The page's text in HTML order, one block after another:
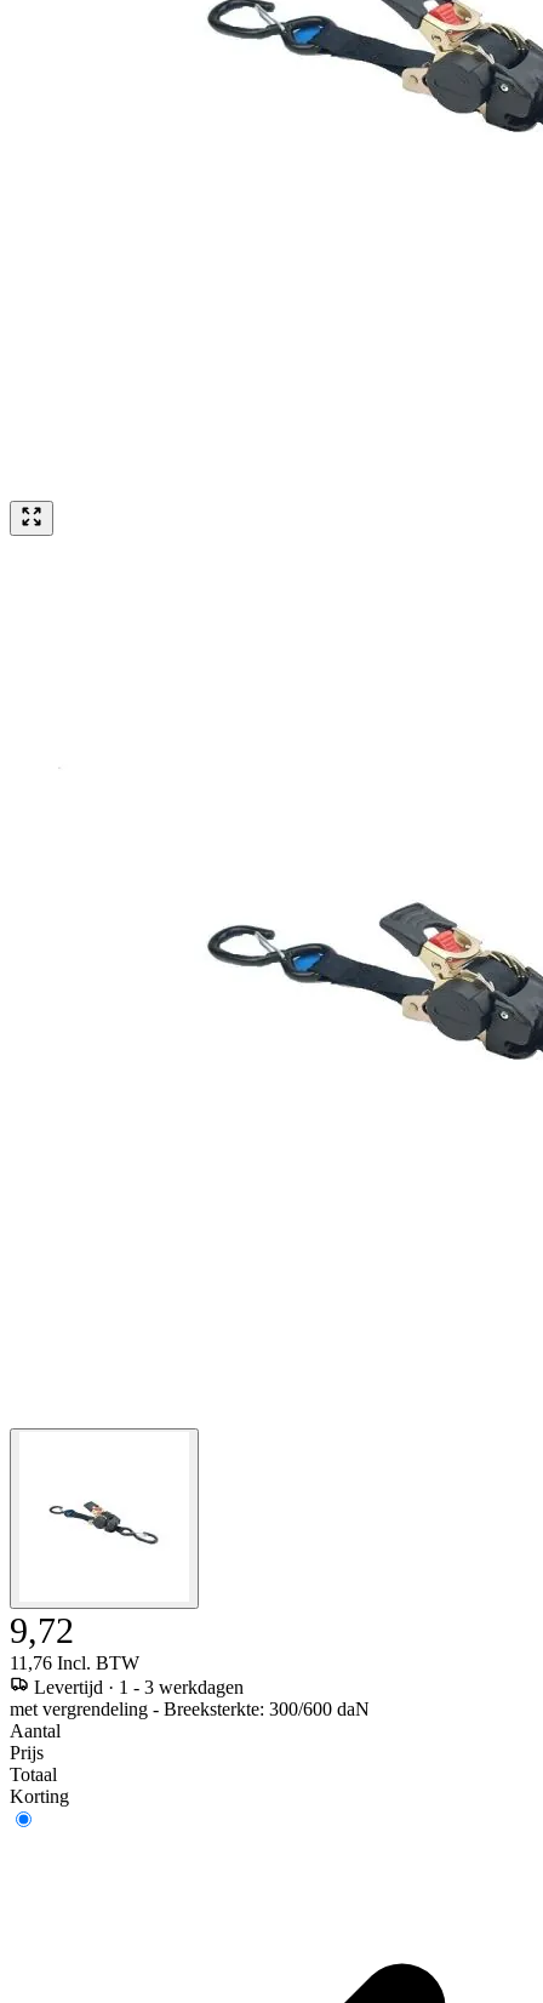
9,72
11,76 Incl. BTW
Levertijd · 1 - 3 werkdagen
met vergrendeling - Breeksterkte: 300/600 daN
Aantal
Prijs
Totaal
Korting